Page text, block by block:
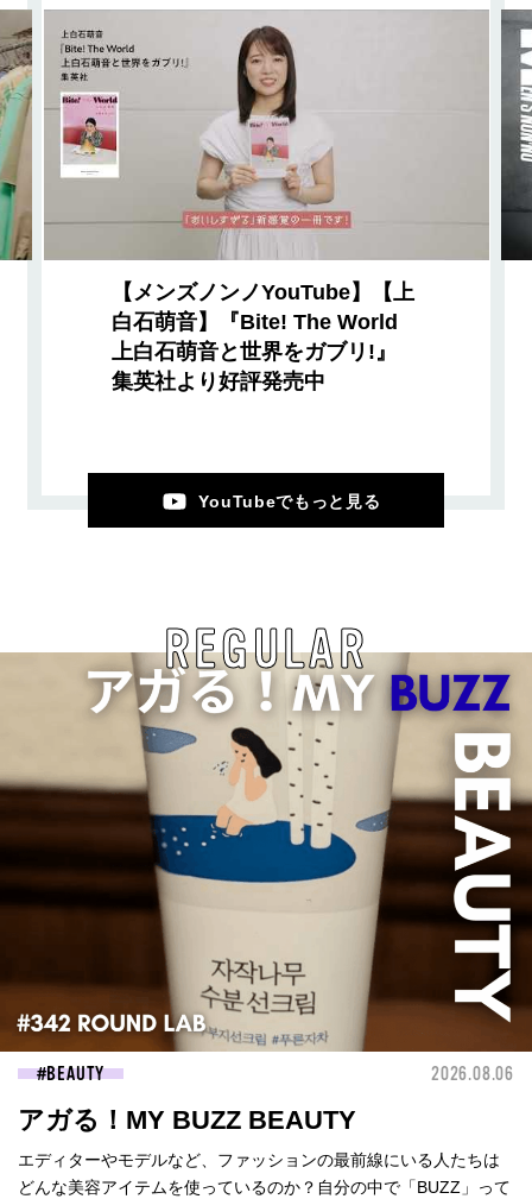
【メンズノンノYouTube】【上
白石萌音】『Bite! The World
上白石萌音と世界をガブリ!』
集英社より好評発売中
YouTubeでもっと見る
REGULAR
BEAUTY 2026.08.06
アガる！MY BUZZ BEAUTY
エディターやモデルなど、ファッションの最前線にいる人たちは
どんな美容アイテムを使っているのか？自分の中で「BUZZ」って